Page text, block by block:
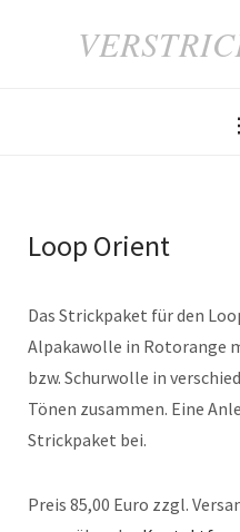
Loop Orient
Das Strickpaket für den
Alpakawolle in Rotorange
bzw. Schurwolle in
Tönen zusammen. Eine
Strickpaket bei.
Preis 85,00 Euro zzgl.